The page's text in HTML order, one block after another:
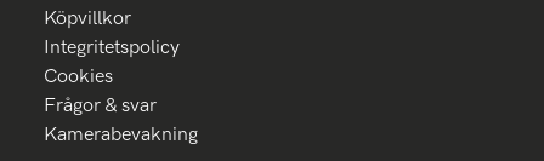
Köpvillkor
Integritetspolicy
Cookies
Frågor & svar
Kamerabevakning